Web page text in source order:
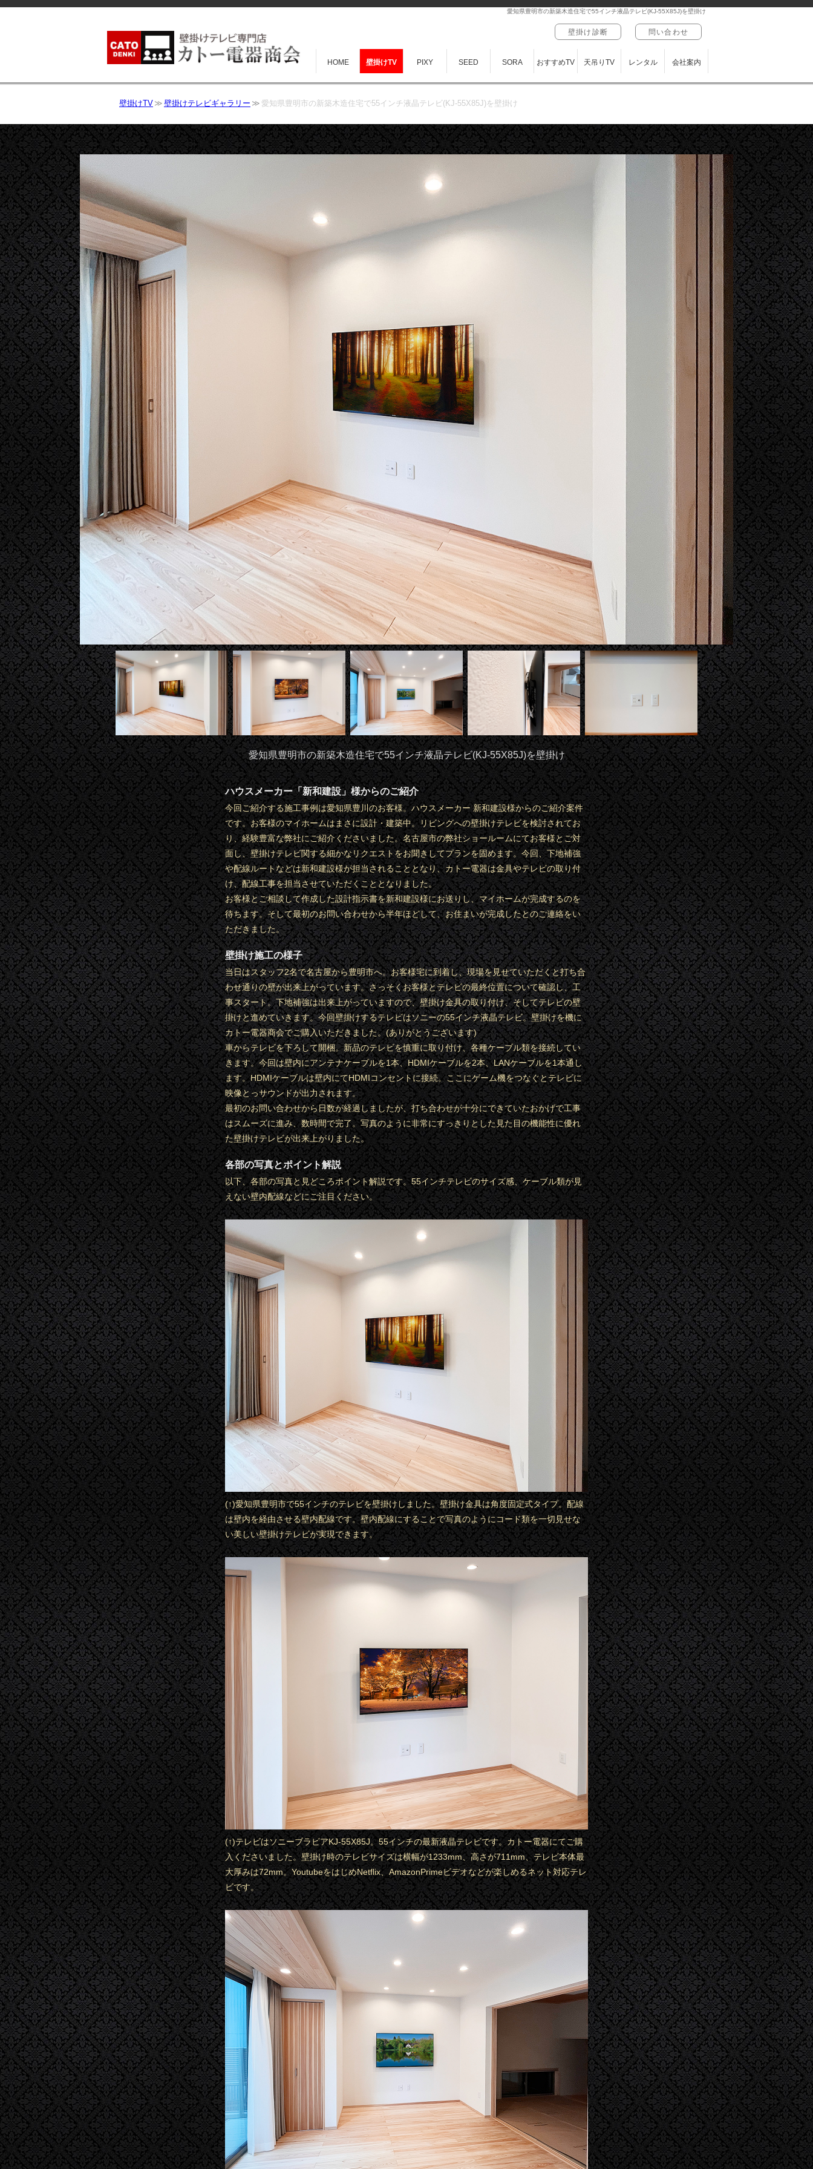
愛知県豊明市の新築木造住宅で55インチ液晶テレビ(KJ-55X85J)を壁掛け
壁掛け診断 問い合わせ
HOME 壁掛けTV PIXY SEED SORA おすすめTV 天吊りTV レンタル 会社案内
壁掛けTV 壁掛けテレビギャラリー 愛知県豊明市の新築木造住宅で55インチ液晶テレビ(KJ-55X85J)を壁掛け
愛知県豊明市の新築木造住宅で55インチ液晶テレビ(KJ-55X85J)を壁掛け
ハウスメーカー「新和建設」様からのご紹介
今回ご紹介する施工事例は愛知県豊川のお客様。ハウスメーカー 新和建設様からのご紹介案件
です。お客様のマイホームはまさに設計・建築中。リビングへの壁掛けテレビを検討されてお
り、経験豊富な弊社にご紹介くださいました。名古屋市の弊社ショールームにてお客様とご対
面し、壁掛けテレビ関する細かなリクエストをお聞きしてプランを固めます。今回、下地補強
や配線ルートなどは新和建設様が担当されることとなり、カトー電器は金具やテレビの取り付
け、配線工事を担当させていただくこととなりました。
お客様とご相談して作成した設計指示書を新和建設様にお送りし、マイホームが完成するのを
待ちます。そして最初のお問い合わせから半年ほどして、お住まいが完成したとのご連絡をい
ただきました。
壁掛け施工の様子
当日はスタッフ2名で名古屋から豊明市へ。お客様宅に到着し、現場を見せていただくと打ち合
わせ通りの壁が出来上がっています。さっそくお客様とテレビの最終位置について確認し、工
事スタート。下地補強は出来上がっていますので、壁掛け金具の取り付け、そしてテレビの壁
掛けと進めていきます。今回壁掛けするテレビはソニーの55インチ液晶テレビ。壁掛けを機に
カトー電器商会でご購入いただきました。(ありがとうございます)
車からテレビを下ろして開梱。新品のテレビを慎重に取り付け、各種ケーブル類を接続してい
きます。今回は壁内にアンテナケーブルを1本、HDMIケーブルを2本、LANケーブルを1本通し
ます。HDMIケーブルは壁内にてHDMIコンセントに接続。ここにゲーム機をつなぐとテレビに
映像とっサウンドが出力されます。
最初のお問い合わせから日数が経過しましたが、打ち合わせが十分にできていたおかげで工事
はスムーズに進み、数時間で完了。写真のように非常にすっきりとした見た目の機能性に優れ
た壁掛けテレビが出来上がりました。
各部の写真とポイント解説
以下、各部の写真と見どころポイント解説です。55インチテレビのサイズ感、ケーブル類が見
えない壁内配線などにご注目ください。
(↑)愛知県豊明市で55インチのテレビを壁掛けしました。壁掛け金具は角度固定式タイプ。配線
は壁内を経由させる壁内配線です。壁内配線にすることで写真のようにコード類を一切見せな
い美しい壁掛けテレビが実現できます。
(↑)テレビはソニーブラビアKJ-55X85J。55インチの最新液晶テレビです。カトー電器にてご購
入くださいました。壁掛け時のテレビサイズは横幅が1233mm、高さが711mm、テレビ本体最
大厚みは72mm。YoutubeをはじめNetflix、AmazonPrimeビデオなどが楽しめるネット対応テレ
ビです。